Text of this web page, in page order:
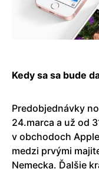
Kedy sa sa bude
Predobjednávky
24.marca a už od
v obchodoch
medzi prvými
Nemecka. Ďalšie